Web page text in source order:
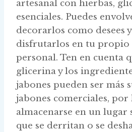
artesanal con hierbas,
esenciales. Puedes
decorarlos como desees
disfrutarlos en tu propio
personal. Ten en cuenta
glicerina y los
jabones pueden ser más
jabones comerciales, por
almacenarse en un lugar
que se derritan o se